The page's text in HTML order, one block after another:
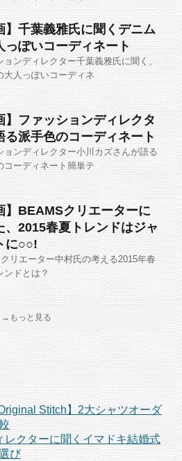
】千葉義雅氏に聞くデニム
っぽいコーディネート
ョンディレクター千葉義雅氏に聞く、
大人っぽいコーディネ
】ファッションディレクタ
る派手色のコーディネート
ョンディレクター小川カズさんが語る
コーディネート簡単テ
】BEAMSクリエーターに
、2015春夏トレンドはジャ
に○○!
リエーター中村氏の考える2015年春
ンドとは？
→もっと見る
Stitch】2大シャツオーダ
レクターに聞くイマドキ結婚式
び